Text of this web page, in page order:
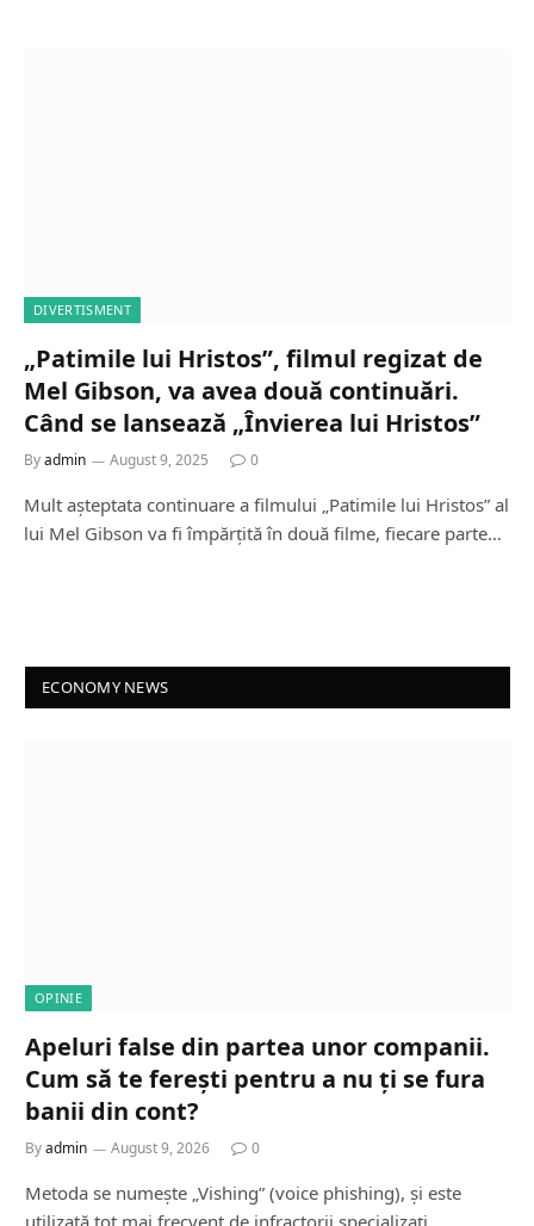
DIVERTISMENT
„Patimile lui Hristos”, filmul regizat de
Mel Gibson, va avea două continuări.
Când se lansează „Învierea lui Hristos”
Byadmin August 9, 2025 0
Mult așteptata continuare a filmului „Patimile lui Hristos” al
lui Mel Gibson va fi împărțită în două filme, fiecare parte…
ECONOMY NEWS
OPINIE
Apeluri false din partea unor companii.
Cum să te ferești pentru a nu ți se fura
banii din cont?
Byadmin August 9, 2026 0
Metoda se numește „Vishing” (voice phishing), și este